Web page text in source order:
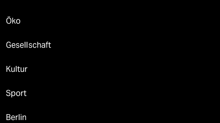
Öko
Gesellschaft
Kultur
Sport
Berlin